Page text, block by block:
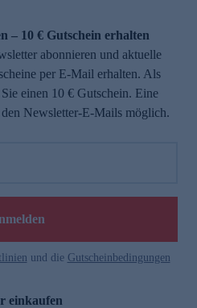
– 10 € Gutschein erhalten
abonnieren und aktuelle
per E-Mail erhalten. Als
einen 10 € Gutschein. Eine
Newsletter-E-Mails möglich.
und die Gutscheinbedingungen
einkaufen